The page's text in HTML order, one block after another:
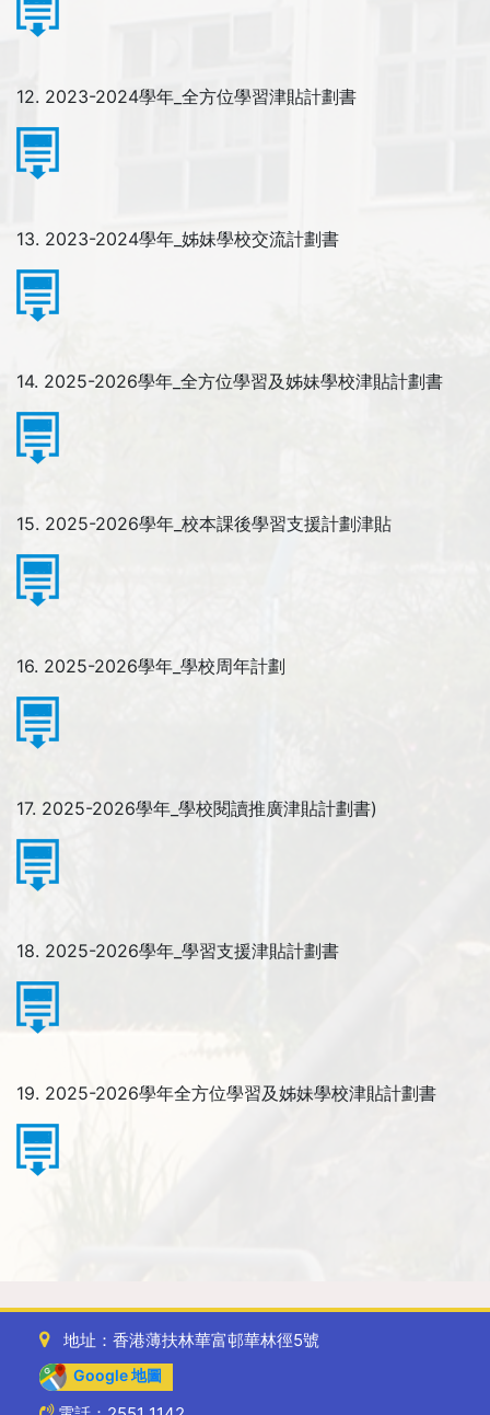
12. 2023-2024學年_全方位學習津貼計劃書
13. 2023-2024學年_姊妹學校交流計劃書
14. 2025-2026學年_全方位學習及姊妹學校津貼計劃書
15. 2025-2026學年_校本課後學習支援計劃津貼
16. 2025-2026學年_學校周年計劃
17. 2025-2026學年_學校閱讀推廣津貼計劃書)
18. 2025-2026學年_學習支援津貼計劃書
19. 2025-2026學年全方位學習及姊妹學校津貼計劃書
地址：香港薄扶林華富邨華林徑5號
Google 地圖